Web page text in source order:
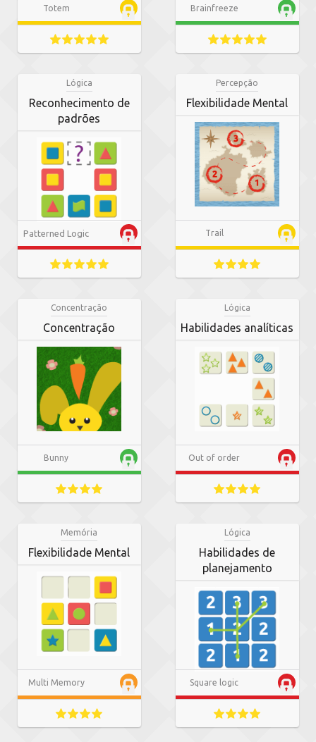
Totem Brainfreeze
Lógica
Reconhecimento de
padrões
Patterned Logic
Percepção
Flexibilidade Mental
Trail
Concentração
Concentração
Bunny
Lógica
Habilidades analíticas
Out of order
Memória
Flexibilidade Mental
Multi Memory
Lógica
Habilidades de
planejamento
Square logic